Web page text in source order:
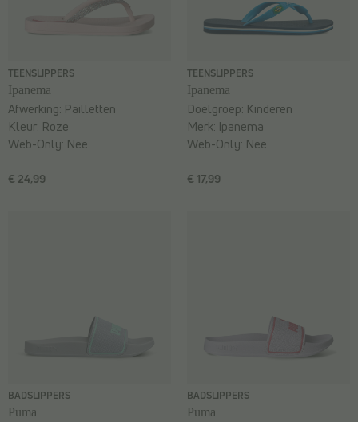
TEENSLIPPERS
Ipanema
€ 24,99
Afwerking: Pailletten
Kleur: Roze
Web-Only: Nee
TEENSLIPPERS
Ipanema
€ 17,99
Doelgroep: Kinderen
Merk: Ipanema
Web-Only: Nee
BADSLIPPERS
Puma
BADSLIPPERS
Puma